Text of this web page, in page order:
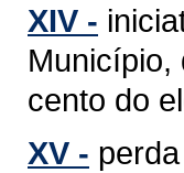
XIV -
Município,
cento do
XV -